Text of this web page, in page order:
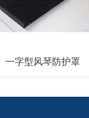
型风琴防护罩